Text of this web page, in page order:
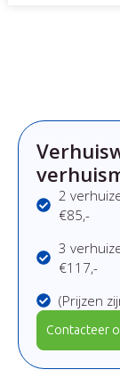
2
€85,-
3
€117,-
(Prijzen
Contacteer